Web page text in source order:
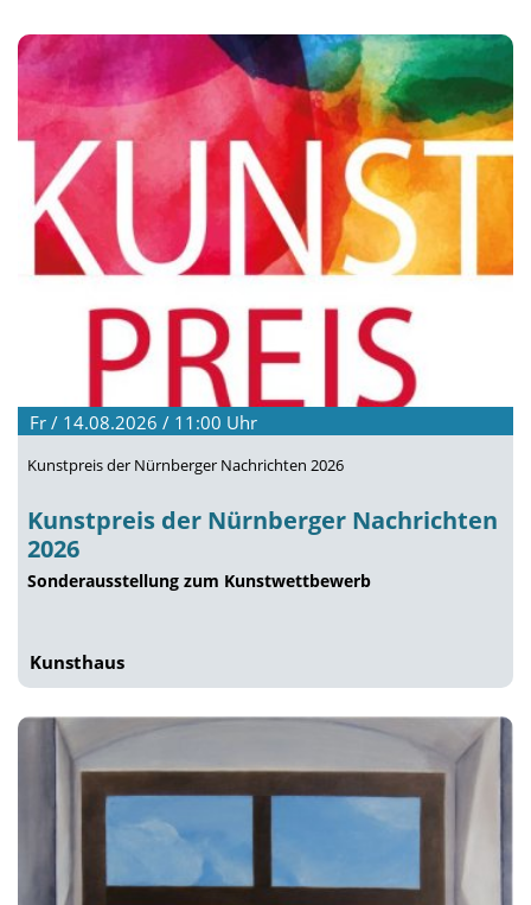
Fr / 14.08.2026 / 11:00 Uhr
Kunstpreis der Nürnberger Nachrichten 2026
Kunstpreis der Nürnberger Nachrichten
2026
Sonderausstellung zum Kunstwettbewerb
Kunsthaus